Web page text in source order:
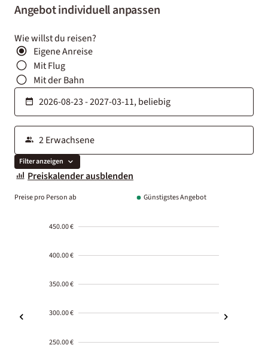
Angebot individuell anpassen
Wie willst du reisen?
Eigene Anreise
Mit Flug
Mit der Bahn
Filter anzeigen
Preiskalender ausblenden
Preise pro Person ab Günstigstes Angebot
450.00 €
400.00 €
350.00 €
300.00 €
250.00 €